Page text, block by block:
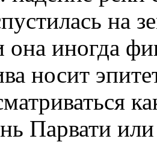
на
иногда
носит
Парвати